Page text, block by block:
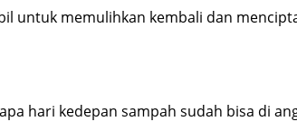
untuk memulihkan kembali dan
hari kedepan sampah sudah bisa di